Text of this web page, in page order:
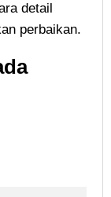
detail
perbaikan.